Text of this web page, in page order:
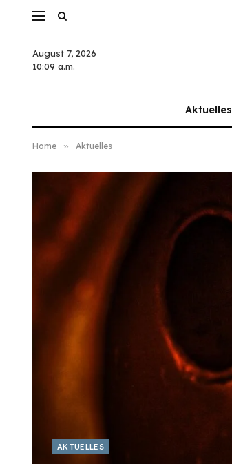
August 7, 2026
10:09 a.m.
Aktuelles
Home » Aktuelles
AKTUELLES